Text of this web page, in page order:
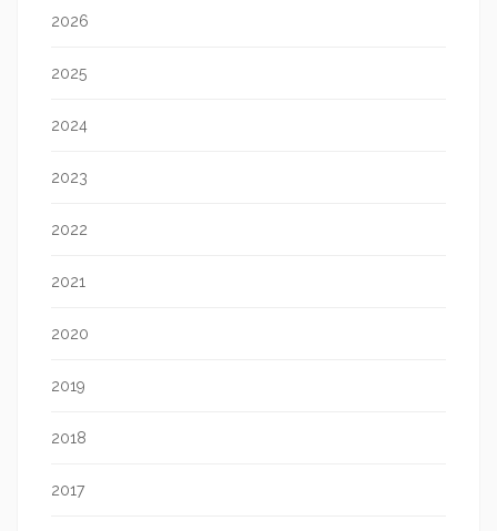
2026
2025
2024
2023
2022
2021
2020
2019
2018
2017